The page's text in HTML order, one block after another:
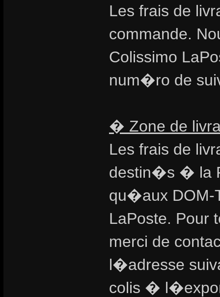
Les frais de
commande.
Colissimo
num�ro de
� Zone de
Les frais de
destin�s � la
qu�aux DOM-
LaPoste. Pour
merci de
l�adresse
colis �